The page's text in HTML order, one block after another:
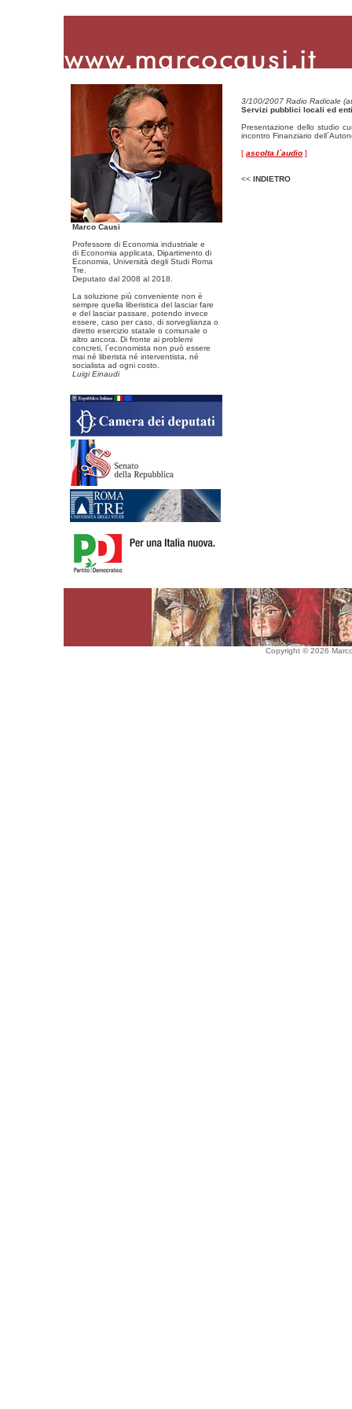
Marco Causi
Professore di Economia industriale e
di Economia applicata, Dipartimento di
Economia, Università degli Studi Roma
Tre.
Deputato dal 2008 al 2018.
La soluzione più conveniente non è
sempre quella liberistica del lasciar fare
e del lasciar passare, potendo invece
essere, caso per caso, di sorveglianza o
diretto esercizio statale o comunale o
altro ancora. Di fronte ai problemi
concreti, l´economista non può essere
mai né liberista né interventista, né
socialista ad ogni costo.
Luigi Einaudi
3/100/2007 Radio Radicale
Servizi pubblici locali ed
Presentazione dello studio
incontro Finanziario
[ ascolta l´audio ]
<< INDIETRO
Copyright © 2026